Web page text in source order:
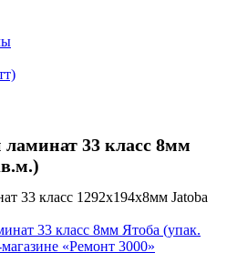
33 класс 8мм
33 класс 1292х194х8мм Jatoba